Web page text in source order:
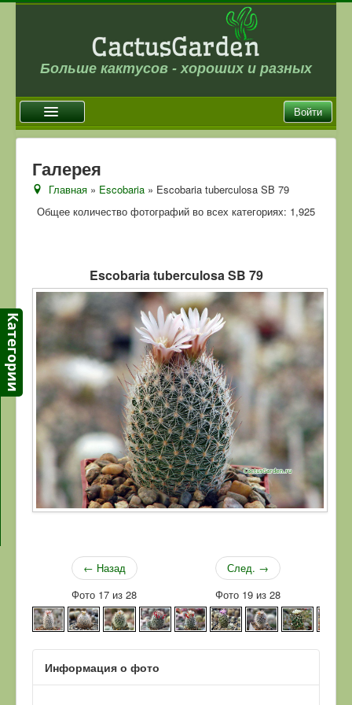
Больше кактусов - хороших и разных
Войти
Новости
Галерея
Отзывы
Ссылки
Контакты
Галерея
Главная » Escobaria » Escobaria tuberculosa SB 79
Общее количество фотографий во всех категориях: 1,925
Escobaria tuberculosa SB 79
← Назад
Фото 17 из 28
След. →
Фото 19 из 28
Информация о фото